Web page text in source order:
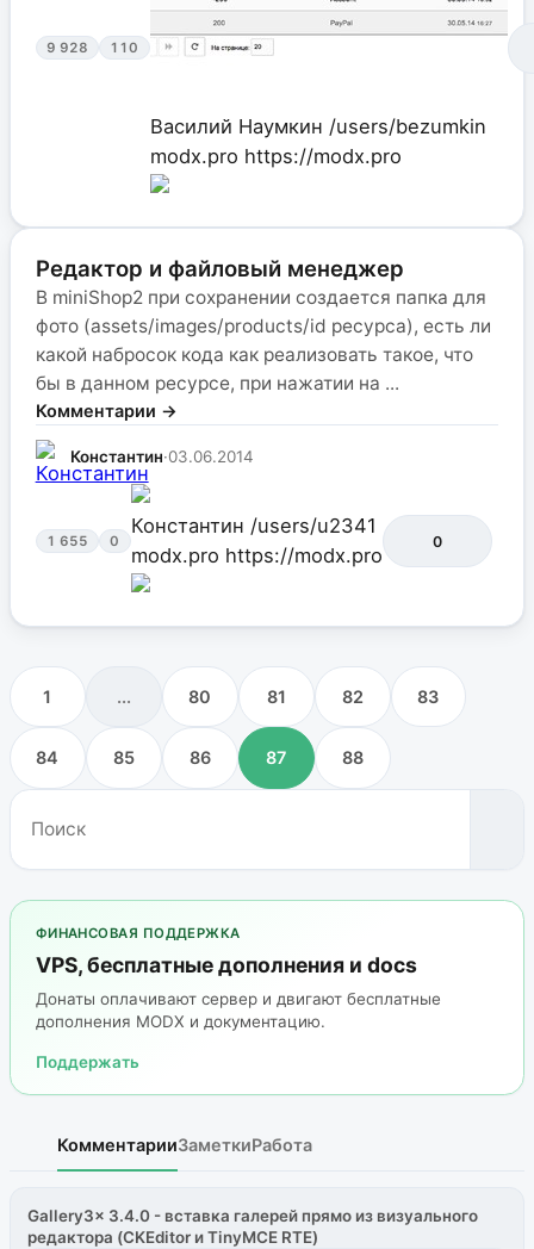
9 928 110
Василий Наумкин /users/bezumkin
modx.pro https://modx.pro
Редактор и файловый менеджер
В miniShop2 при сохранении создается папка для
фото (assets/images/products/id ресурса), есть ли
какой набросок кода как реализовать такое, что
бы в данном ресурсе, при нажатии на ...
Комментарии →
Константин·03.06.2014
1 655 0
Константин /users/u2341
modx.pro https://modx.pro
0
1 ... 80 81 82 83
84 85 86 87 88
ФИНАНСОВАЯ ПОДДЕРЖКА
VPS, бесплатные дополнения и docs
Донаты оплачивают сервер и двигают бесплатные
дополнения MODX и документацию.
Поддержать
КомментарииЗаметкиРабота
Gallery3x 3.4.0 - вставка галерей прямо из визуального
редактора (CKEditor и TinyMCE RTE)